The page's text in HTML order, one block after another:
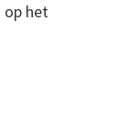
op het